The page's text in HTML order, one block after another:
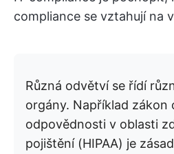
compliance se vztahují na
Různá odvětví se řídí
orgány. Například zákon
odpovědnosti v oblasti
pojištění (HIPAA) je